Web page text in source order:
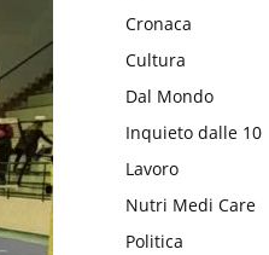
Cronaca
Cultura
Dal Mondo
Inquieto dalle 10
Lavoro
Nutri Medi Care
Politica